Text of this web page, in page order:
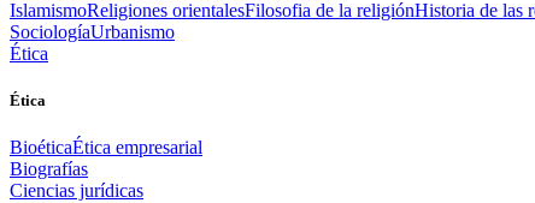
IslamismoReligiones orientalesFilosofia de la religiónHistoria de las
SociologíaUrbanismo
Ética
Ética
BioéticaÉtica empresarial
Biografías
Ciencias jurídicas